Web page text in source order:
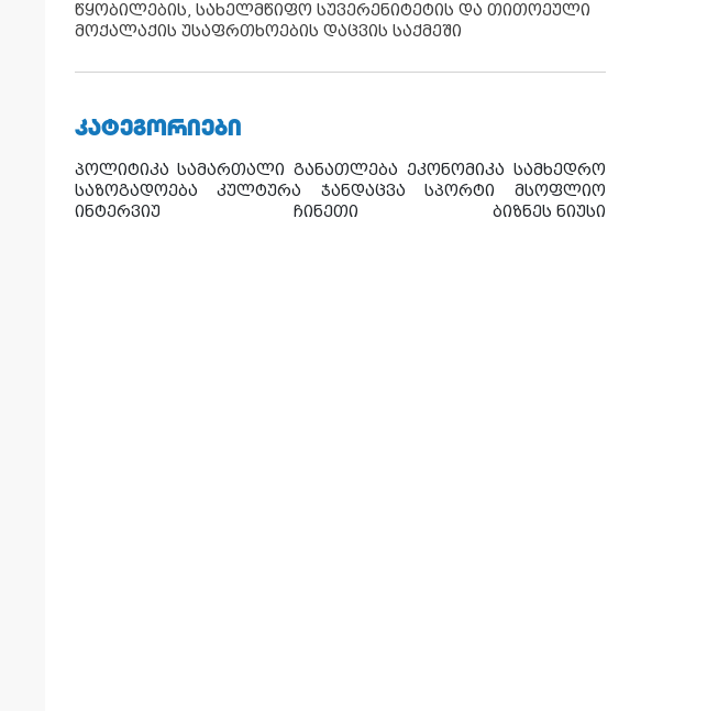
წყობილების, სახელმწიფო სუვერენიტეტის და თითოეული
მოქალაქის უსაფრთხოების დაცვის საქმეში
ᲙᲐᲢᲔᲒᲝᲠᲘᲔᲑᲘ
პოლიტიკა სამართალი განათლება ეკონომიკა სამხედრო
საზოგადოება
კულტურა ჯანდაცვა სპორტი
მსოფლიო
ინტერვიუ
ჩინეთი ბიზნეს ნიუსი